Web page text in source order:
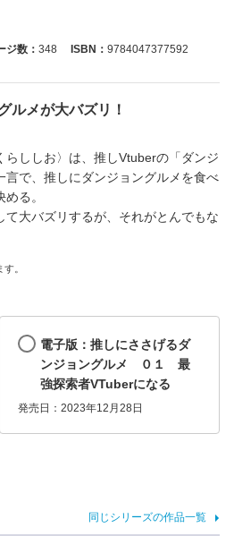
ジ数： 348 ISBN： 9784047377592
ルメが大バズリ！
ししお〉は、推しVtuberの「ダンジ
言で、推しにダンジョングルメを食べ
る。
大バズリするが、それがとんでもな
。
電子版：推しにささげるダ
ンジョングルメ ０１ 最
強探索者VTuberになる
発売日：2023年12月28日
同じシリーズの作品一覧